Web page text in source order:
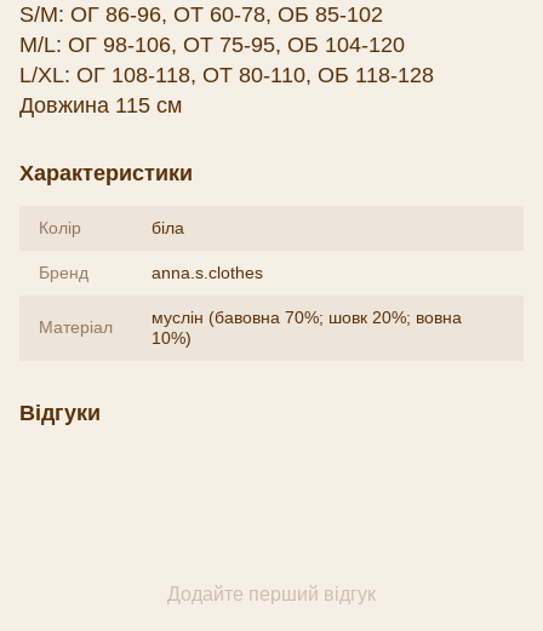
S/M: ОГ 86-96, ОТ 60-78, ОБ 85-102
M/L: ОГ 98-106, ОТ 75-95, ОБ 104-120
L/XL: ОГ 108-118, ОТ 80-110, ОБ 118-128
Довжина 115 см
Характеристики
Колір біла
Бренд anna.s.clothes
Матеріал
муслін (бавовна 70%; шовк 20%; вовна
10%)
Відгуки
Додайте перший відгук